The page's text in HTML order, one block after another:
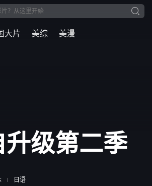
大片 美综 美漫
级第二季
日语